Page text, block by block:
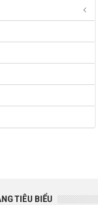
TIÊU BIỂU